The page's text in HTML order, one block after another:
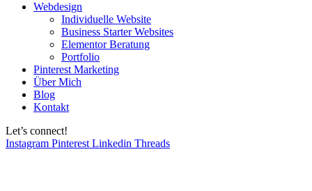
Webdesign
Individuelle Website
Business Starter Websites
Elementor Beratung
Portfolio
Pinterest Marketing
Über Mich
Blog
Kontakt
Let’s connect!
Instagram Pinterest Linkedin Threads